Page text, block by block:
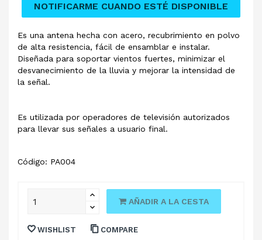
NOTIFICARME CUANDO ESTÉ DISPONIBLE
Es una antena hecha con acero, recubrimiento en polvo
de alta resistencia, fácil de ensamblar e instalar.
Diseñada para soportar vientos fuertes, minimizar el
desvanecimiento de la lluvia y mejorar la intensidad de
la señal.
Es utilizada por operadores de televisión autorizados
para llevar sus señales a usuario final.
Código: PA004
AÑADIR A LA CESTA
WISHLIST COMPARE